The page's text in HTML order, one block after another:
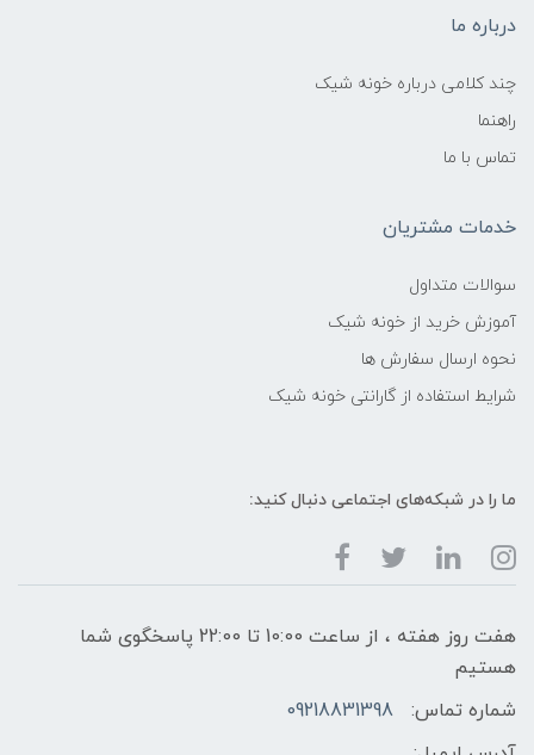
درباره ما
چند کلامی درباره خونه شیک
راهنما
تماس با ما
خدمات مشتریان
سوالات متداول
آموزش خرید از خونه شیک
نحوه ارسال سفارش ها
شرایط استفاده از گارانتی خونه شیک
ما را در شبکه‌های اجتماعی دنبال کنید:
هفت روز هفته ، از ساعت 10:00 تا 22:00 پاسخگوی شما
هستیم
شماره تماس:
09218831398